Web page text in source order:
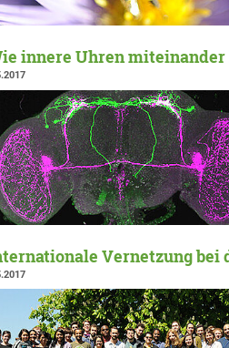
innere Uhren
Vernetzung bei